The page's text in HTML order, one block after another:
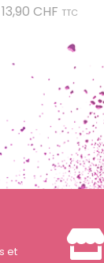
13,90 CHF Prix
TTC
et